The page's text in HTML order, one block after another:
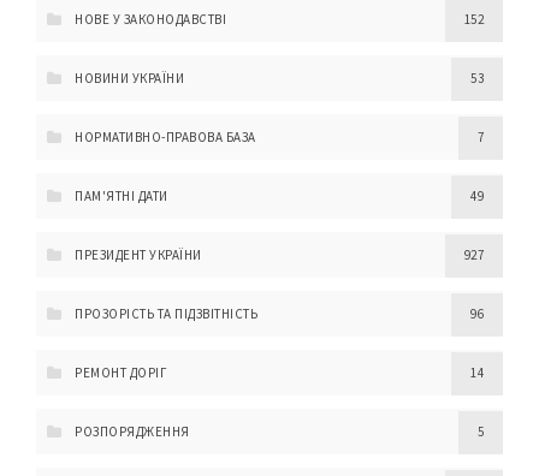
НОВЕ У ЗАКОНОДАВСТВІ 152
НОВИНИ УКРАЇНИ 53
НОРМАТИВНО-ПРАВОВА БАЗА 7
ПАМ'ЯТНІ ДАТИ 49
ПРЕЗИДЕНТ УКРАЇНИ 927
ПРОЗОРІСТЬ ТА ПІДЗВІТНІСТЬ 96
РЕМОНТ ДОРІГ 14
РОЗПОРЯДЖЕННЯ 5